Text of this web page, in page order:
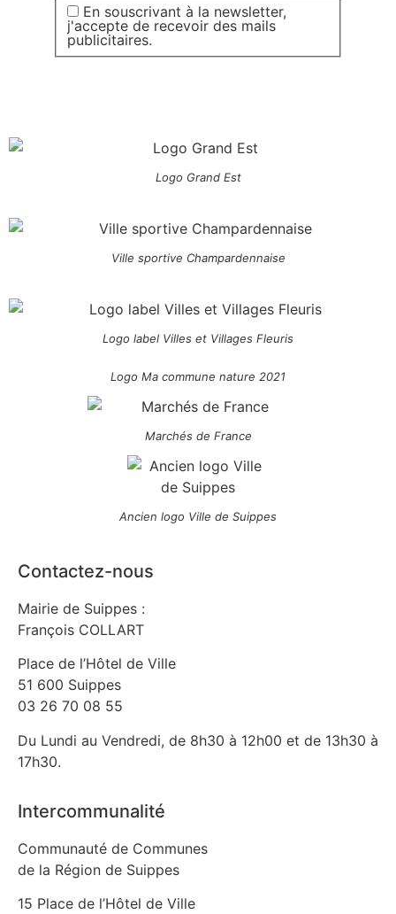
En souscrivant à la newsletter,
j'accepte de recevoir des mails
publicitaires.
Logo Grand Est
Ville sportive Champardennaise
Logo label Villes et Villages Fleuris
Logo Ma commune nature 2021
Marchés de France
Ancien logo Ville de Suippes
Contactez-nous
Mairie de Suippes :
François COLLART
Place de l’Hôtel de Ville
51 600 Suippes
03 26 70 08 55
Du Lundi au Vendredi, de 8h30 à 12h00 et de 13h30 à
17h30.
Intercommunalité
Communauté de Communes
de la Région de Suippes
15 Place de l’Hôtel de Ville